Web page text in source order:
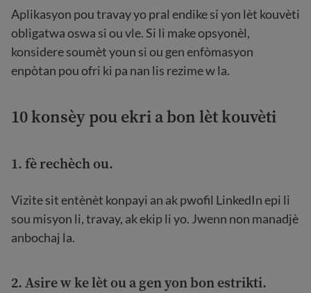
Aplikasyon pou travay yo pral endike si yon lèt kouvèti
obligatwa oswa si ou vle. Si li make opsyonèl,
konsidere soumèt youn si ou gen enfòmasyon
enpòtan pou ofri ki pa nan lis rezime w la.
10 konsèy pou ekri abon lèt kouvèti
1. fè rechèch ou.
Vizite sit entènèt konpayi an ak pwofil LinkedIn epi li
sou misyon li, travay, ak ekip li yo. Jwenn non manadjè
anbochaj la.
2. Asire w ke lèt ou a gen yon bon estrikti.